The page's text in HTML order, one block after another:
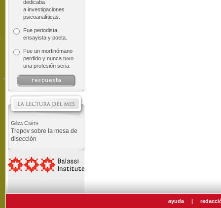
dedicaba
a investigaciones
psicoanalíticas.
Fue periodista,
ensayista y poeta.
Fue un morfinómano
perdido y nunca tuvo
una profesión seria.
Géza Csáth
Trepov sobre la mesa de
disección
ayuda |